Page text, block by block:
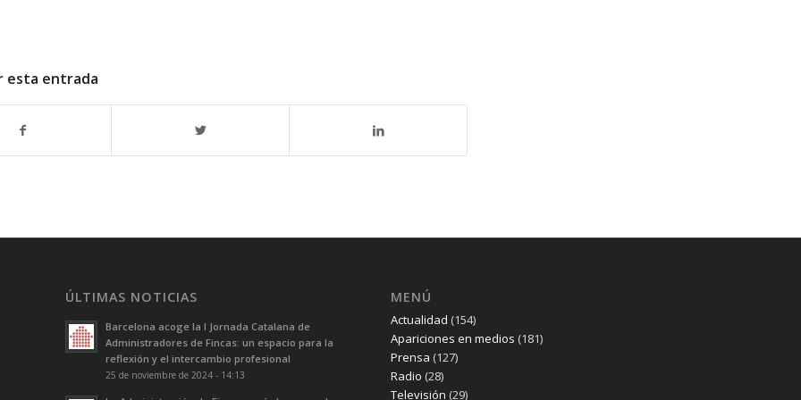
esta entrada
ÚLTIMAS NOTICIAS
Barcelona acoge la I Jornada Catalana de
Administradores de Fincas: un espacio para la
reflexión y el intercambio profesional
25 de noviembre de 2024 - 14:13
MENÚ
Actualidad (154)
Apariciones en medios (181)
Prensa (127)
Radio (28)
Televisión (29)